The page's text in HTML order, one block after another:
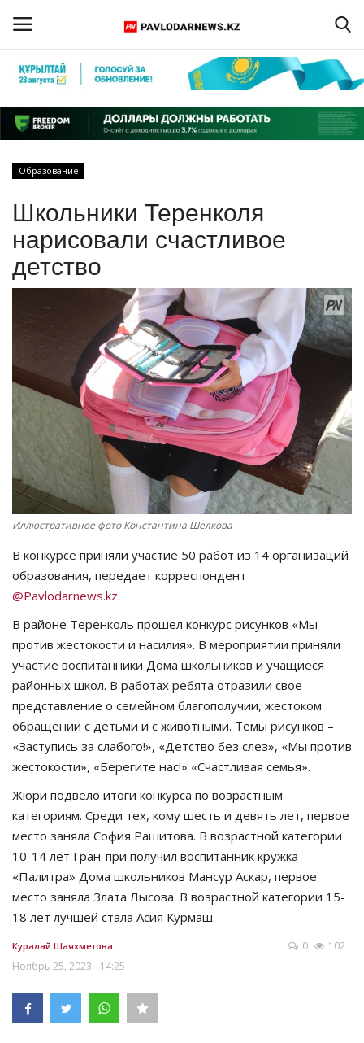
Регистрация
Главная
ПАВЛОДАРСКАЯ ОБЛАСТЬ
КАЗАХСТАН
СПЕЦПРОЕКТЫ
СПОРТ
Чек-лист
РАЗВЛЕЧЕНИЯ
OFFICIAL
Курултай
Язык
Қазақша Русский
Образование
Школьники Теренколя
нарисовали счастливое
детство
Иллюстративное фото Константина Шелкова
В конкурсе приняли участие 50 работ из 14 организаций
образования, передает корреспондент
@Pavlodarnews.kz.
В районе Теренколь прошел конкурс рисунков «Мы
против жестокости и насилия». В мероприятии приняли
участие воспитанники Дома школьников и учащиеся
районных школ. В работах ребята отразили свое
представление о семейном благополучии, жестоком
обращении с детьми и с животными. Темы рисунков –
«Заступись за слабого!», «Детство без слез», «Мы против
жестокости», «Берегите нас!» «Счастливая семья».
Жюри подвело итоги конкурса по возрастным
категориям. Среди тех, кому шесть и девять лет, первое
место заняла София Рашитова. В возрастной категории
10-14 лет Гран-при получил воспитанник кружка
«Палитра» Дома школьников Мансур Аскар, первое
место заняла Злата Лысова. В возрастной категории 15-
18 лет лучшей стала Асия Курмаш.
Куралай Шаяхметова
Ноябрь 25, 2023 - 14:25
0 102